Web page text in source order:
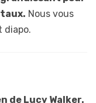
Nous vous
diapo.
de Lucy Walker.